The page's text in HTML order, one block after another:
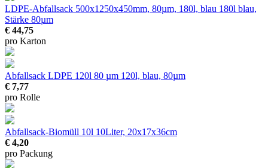
LDPE-Abfallsack 500x1250x450mm, 80µm, 180l, blau 180l blau,
Stärke 80µm
€ 44,75
pro Karton
Abfallsack LDPE 120l 80 µm 120l, blau, 80µm
€ 7,77
pro Rolle
Abfallsack-Biomüll 10l 10Liter, 20x17x36cm
€ 4,20
pro Packung